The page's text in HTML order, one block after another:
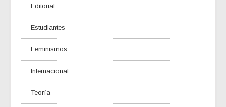
Editorial
Estudiantes
Feminismos
Internacional
Teoría